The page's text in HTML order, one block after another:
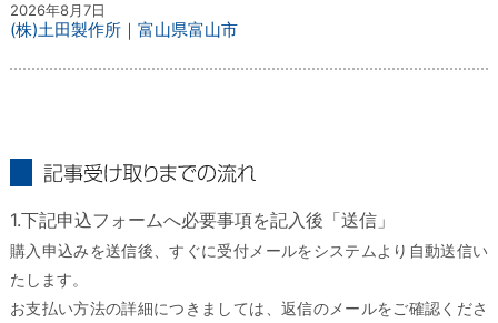
2026年8月7日
(株)土田製作所｜富山県富山市
1.下記申込フォームへ必要事項を記入後「送信」
購入申込みを送信後、すぐに受付メールをシステムより自動送信い
たします。
お支払い方法の詳細につきましては、返信のメールをご確認くださ